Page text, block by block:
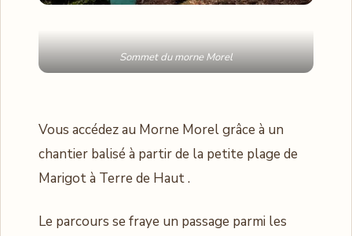
Sommet du morne Morel
Vous accédez au Morne Morel grâce à un
chantier balisé à partir de la petite plage de
Marigot à Terre de Haut .
Le parcours se fraye un passage parmi les